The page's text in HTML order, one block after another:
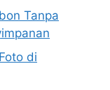
Tanpa
di